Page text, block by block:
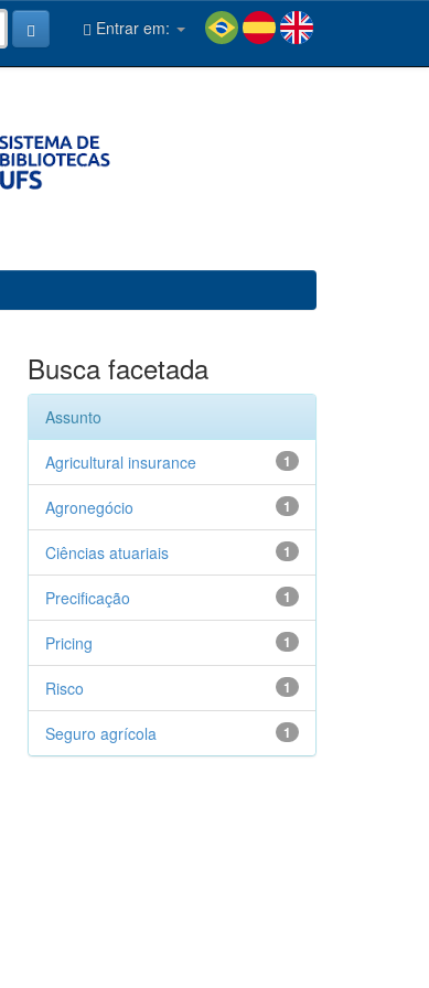
Entrar em:
Busca facetada
Assunto
1
Agricultural insurance
1
Agronegócio
1
Ciências atuariais
1
Precificação
1
Pricing
1
Risco
1
Seguro agrícola